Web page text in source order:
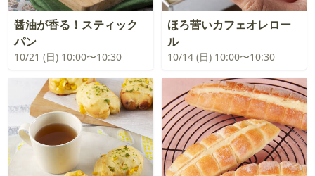
醤油が香る！スティック
パン
10/21 (日) 10:00〜10:30
ほろ苦いカフェオレロー
ル
10/14 (日) 10:00〜10:30